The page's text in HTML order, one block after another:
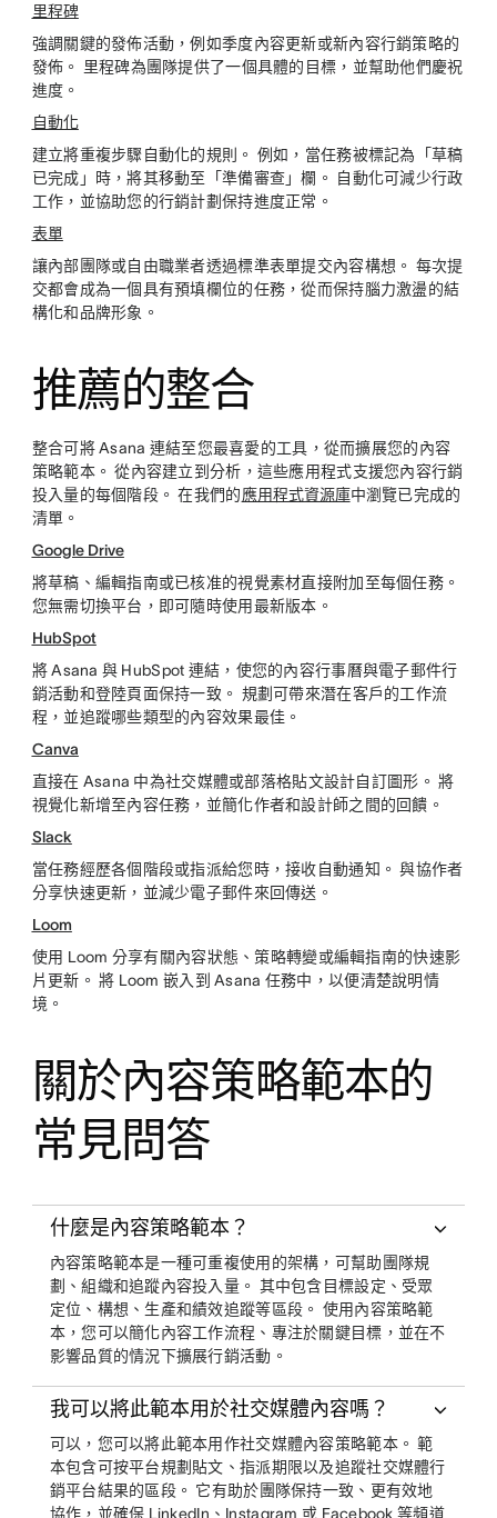
里程碑
強調關鍵的發佈活動，例如季度內容更新或新內容行銷策略的
發佈。 里程碑為團隊提供了一個具體的目標，並幫助他們慶祝
進度。
自動化
建立將重複步驟自動化的規則。 例如，當任務被標記為「草稿
已完成」時，將其移動至「準備審查」欄。 自動化可減少行政
工作，並協助您的行銷計劃保持進度正常。
表單
讓內部團隊或自由職業者透過標準表單提交內容構想。 每次提
交都會成為一個具有預填欄位的任務，從而保持腦力激盪的結
構化和品牌形象。
推薦的整合
整合可將 Asana 連結至您最喜愛的工具，從而擴展您的內容
策略範本。 從內容建立到分析，這些應用程式支援您內容行銷
投入量的每個階段。 在我們的應用程式資源庫中瀏覽已完成的
清單。
Google Drive
將草稿、編輯指南或已核准的視覺素材直接附加至每個任務。
您無需切換平台，即可隨時使用最新版本。
HubSpot
將 Asana 與 HubSpot 連結，使您的內容行事曆與電子郵件行
銷活動和登陸頁面保持一致。 規劃可帶來潛在客戶的工作流
程，並追蹤哪些類型的內容效果最佳。
Canva
直接在 Asana 中為社交媒體或部落格貼文設計自訂圖形。 將
視覺化新增至內容任務，並簡化作者和設計師之間的回饋。
Slack
當任務經歷各個階段或指派給您時，接收自動通知。 與協作者
分享快速更新，並減少電子郵件來回傳送。
Loom
使用 Loom 分享有關內容狀態、策略轉變或編輯指南的快速影
片更新。 將 Loom 嵌入到 Asana 任務中，以便清楚說明情
境。
關於內容策略範本的
常見問答
什麼是內容策略範本？
內容策略範本是一種可重複使用的架構，可幫助團隊規
劃、組織和追蹤內容投入量。 其中包含目標設定、受眾
定位、構想、生產和績效追蹤等區段。 使用內容策略範
本，您可以簡化內容工作流程、專注於關鍵目標，並在不
影響品質的情況下擴展行銷活動。
我可以將此範本用於社交媒體內容嗎？
可以，您可以將此範本用作社交媒體內容策略範本。 範
本包含可按平台規劃貼文、指派期限以及追蹤社交媒體行
銷平台結果的區段。 它有助於團隊保持一致、更有效地
協作，並確保 LinkedIn、Instagram 或 Facebook 等頻道